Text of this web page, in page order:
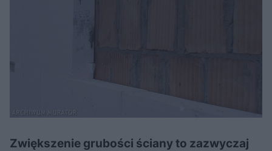
Zwiększenie grubości ściany to zazwyczaj